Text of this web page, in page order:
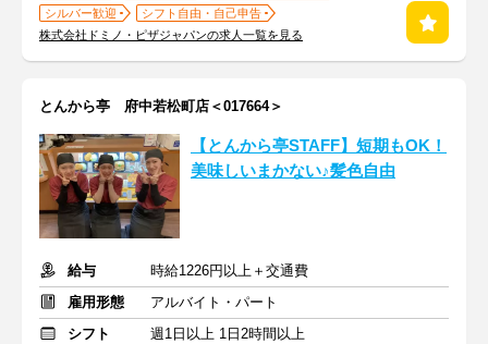
シルバー歓迎
シフト自由・自己申告
株式会社ドミノ・ピザジャパンの求人一覧を見る
とんから亭 府中若松町店＜017664＞
【とんから亭STAFF】短期もOK！
美味しいまかない♪髪色自由
給与
時給1226円以上＋交通費
雇用形態
アルバイト・パート
シフト
週1日以上 1日2時間以上